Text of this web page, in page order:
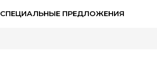
СПЕЦИАЛЬНЫЕ ПРЕДЛОЖЕНИЯ